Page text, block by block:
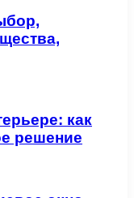
как
решение